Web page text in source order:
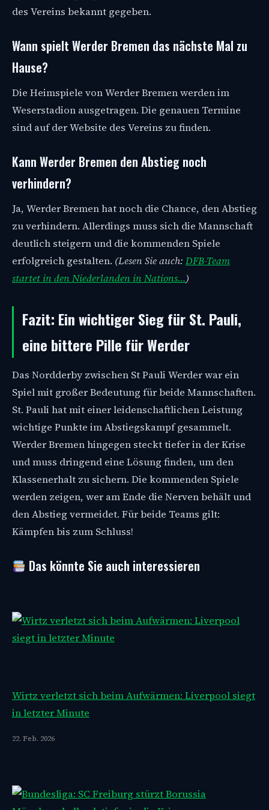
des Vereins bekannt gegeben.
Wann spielt Werder Bremen das nächste Mal zu
Hause?
Die Heimspiele von Werder Bremen werden im
Weserstadion ausgetragen. Die genauen Termine
sind auf der Website des Vereins zu finden.
Kann Werder Bremen den Abstieg noch
verhindern?
Ja, Werder Bremen hat noch die Chance, den Abstieg
zu verhindern. Allerdings muss sich die Mannschaft
deutlich steigern und die kommenden Spiele
erfolgreich gestalten. (Lesen Sie auch: DFB-Team
startet in den Niederlanden in Nations…)
Fazit: Ein wichtiger Sieg für St. Pauli,
eine bittere Pille für Werder
Das Nordderby zwischen St Pauli Werder war ein
Spiel mit großer Bedeutung für beide Mannschaften.
St. Pauli hat mit einer leidenschaftlichen Leistung
wichtige Punkte im Abstiegskampf gesammelt.
Werder Bremen hingegen steckt tiefer in der Krise
und muss dringend eine Lösung finden, um den
Klassenerhalt zu sichern. Die kommenden Spiele
werden zeigen, wer am Ende die Nerven behält und
den Abstieg vermeidet. Für beide Teams gilt:
Kämpfen bis zum Schluss!
Das könnte Sie auch interessieren
Wirtz verletzt sich beim Aufwärmen: Liverpool siegt
in letzter Minute
22. Feb. 2026